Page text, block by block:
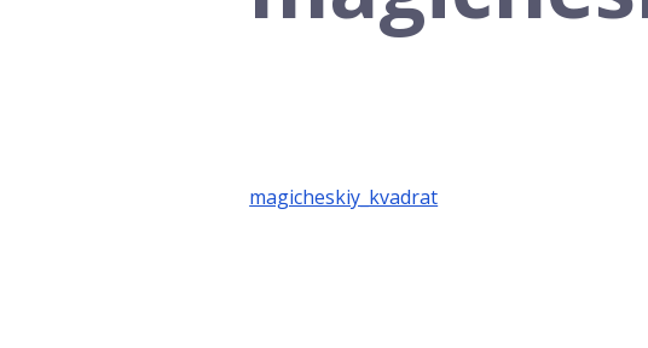
magicheskiy_kvadrat